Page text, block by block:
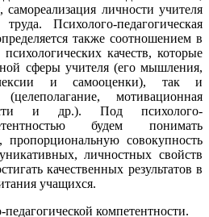
самореализация личности учителя
Психолого-педагогическая
также соотношением в
качеств, которые
сферы учителя (его мышления,
и самооценки), так и
мотивационная
и др.). Под психолого-
будем понимать
пропорциональную совокупность
личностных свойств
качественных результатов в
учащихся.
компетентности.